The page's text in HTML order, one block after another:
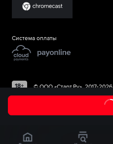
Система оплаты
©ООО «Старт.Ру», 2017-2026